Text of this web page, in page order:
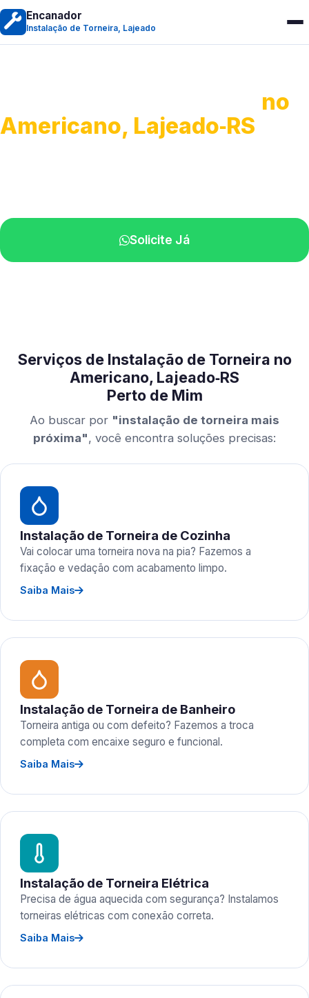
Encanador
Instalação de Torneira, Lajeado
no
Americano, Lajeado‑RS
Solicite Já
Serviços de Instalação de Torneira no
Americano, Lajeado‑RS
Perto de Mim
Ao buscar por "instalação de torneira mais
próxima", você encontra soluções precisas:
Instalação de Torneira de Cozinha
Vai colocar uma torneira nova na pia? Fazemos a
fixação e vedação com acabamento limpo.
Saiba Mais
Instalação de Torneira de Banheiro
Torneira antiga ou com defeito? Fazemos a troca
completa com encaixe seguro e funcional.
Saiba Mais
Instalação de Torneira Elétrica
Precisa de água aquecida com segurança? Instalamos
torneiras elétricas com conexão correta.
Saiba Mais